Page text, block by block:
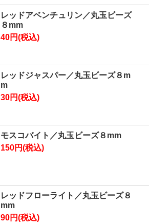
レッドアベンチュリン／丸玉ビーズ
８mm
40円(税込)
レッドジャスパー／丸玉ビーズ８m
m
30円(税込)
モスコバイト／丸玉ビーズ８mm
150円(税込)
レッドフローライト／丸玉ビーズ８
mm
90円(税込)